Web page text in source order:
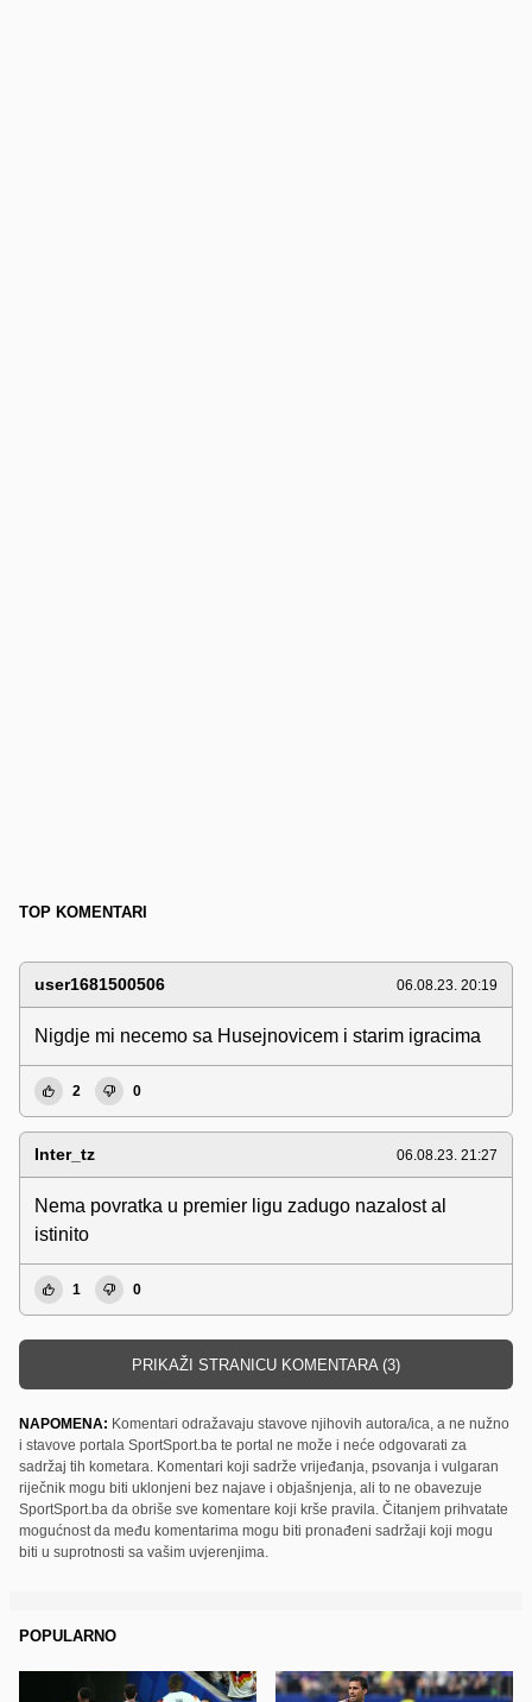
TOP KOMENTARI
user1681500506 06.08.23. 20:19
Nigdje mi necemo sa Husejnovicem i starim igracima
2 0
Inter_tz 06.08.23. 21:27
Nema povratka u premier ligu zadugo nazalost al
istinito
1 0
PRIKAŽI STRANICU KOMENTARA (3)
NAPOMENA: Komentari odražavaju stavove njihovih autora/ica, a ne nužno
i stavove portala SportSport.ba te portal ne može i neće odgovarati za
sadržaj tih kometara. Komentari koji sadrže vrijeđanja, psovanja i vulgaran
riječnik mogu biti uklonjeni bez najave i objašnjenja, ali to ne obavezuje
SportSport.ba da obriše sve komentare koji krše pravila. Čitanjem prihvatate
mogućnost da među komentarima mogu biti pronađeni sadržaji koji mogu
biti u suprotnosti sa vašim uvjerenjima.
POPULARNO